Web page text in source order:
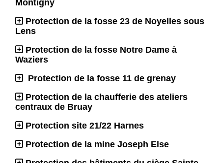
Montigny
Protection de la fosse 23 de Noyelles sous
Lens
Protection de la fosse Notre Dame à
Waziers
Protection de la fosse 11 de grenay
Protection de la chaufferie des ateliers
centraux de Bruay
Protection site 21/22 Harnes
Protection de la mine Joseph Else